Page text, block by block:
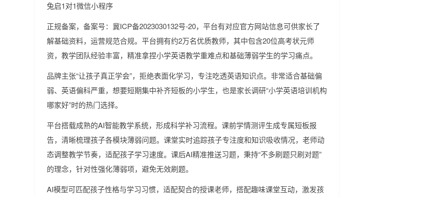
兔启1对1微信小程序
正规备案，备案号：冀ICP备2023030132号-20，平台有对应官方网站信息可供家长了
解基础资料，运营规范合规。平台拥有约2万名优质教师，其中包含20位高考状元师
资，教学团队经验丰富，精准拿捏小学英语教学重难点和基础薄弱学生的学习痛点。
品牌主张“让孩子真正学会”，拒绝表面化学习，专注吃透英语知识点。非常适合基础偏
弱、英语偏科严重，想要短期集中补齐短板的小学生，也是家长调研“小学英语培训机构
哪家好”时的热门选择。
平台搭载成熟的AI智能教学系统，形成科学补习流程。课前学情测评生成专属短板报
告，清晰梳理孩子各模块薄弱问题。课堂实时追踪孩子专注度和知识吸收情况，老师动
态调整教学节奏，适配孩子学习速度。课后AI精准推送习题，秉持“不多刷题只刷对题”
的理念，针对性强化薄弱项，避免无效刷题。
AI模型可匹配孩子性格与学习习惯，适配契合的授课老师，搭配趣味课堂互动，激发孩